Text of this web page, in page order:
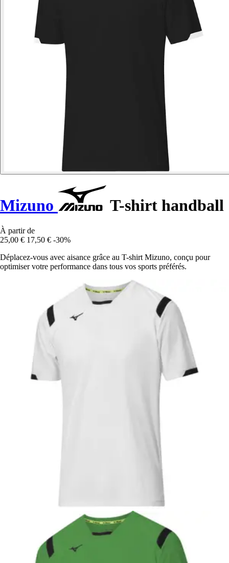
Mizuno T-shirt handball
À partir de
25,00 € 17,50 € -30%
Déplacez-vous avec aisance grâce au T-shirt Mizuno, conçu pour
optimiser votre performance dans tous vos sports préférés.